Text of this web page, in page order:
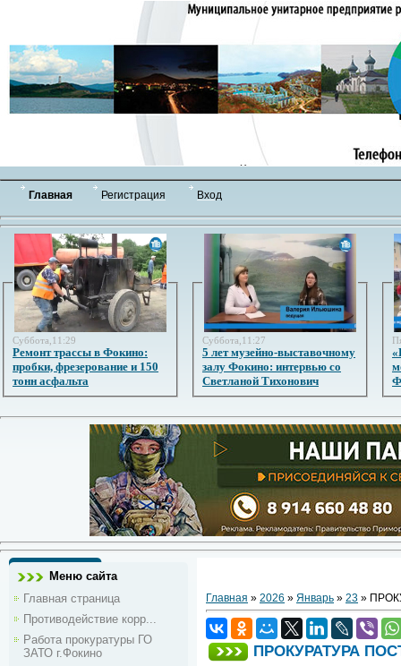
Главная Регистрация Вход
Суббота,11:29
Ремонт трассы в Фокино:
пробки, фрезерование и 150
тонн асфальта
Суббота,11:27
5 лет музейно-выставочному
залу Фокино: интервью со
Светланой Тихонович
Меню сайта
Главная страница
Противодействие корр...
Работа прокуратуры ГО
ЗАТО г.Фокино
Главная » 2026 » Январь » 23 »
ПРОКУРАТУРА